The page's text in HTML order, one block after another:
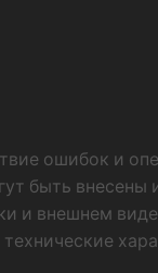
ошибок и
быть
и внешнем